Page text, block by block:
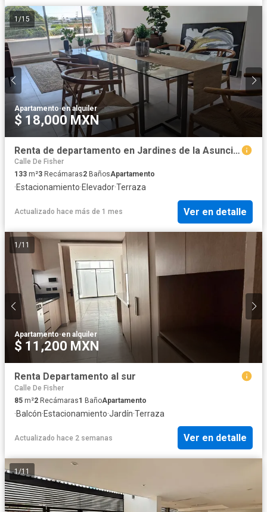
1/15
Apartamento·en alquiler
$ 18,000 MXN
Renta de departamento en Jardines de la Asuncion Aguascalientes
Calle De Fisher
133 m²3 Recámaras2 BañosApartamento
·Estacionamiento·Elevador·Terraza
Actualizado hace más de 1 mes Ver en detalle
1 /11
Apartamento·en alquiler
$ 11,200 MXN
Renta Departamento al sur
Calle De Fisher
85 m²2 Recámaras1 BañoApartamento
·Balcón·Estacionamiento·Jardín·Terraza
Actualizado hace 2 semanas Ver en detalle
1/11